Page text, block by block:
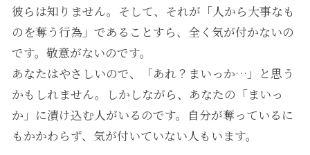
彼らは知りません。そして、それが「人から大事なも
のを奪う行為」であることすら、全く気が付かないの
です。敬意がないのです。
あなたはやさしいので、「あれ？まいっか…」と思う
かもしれません。しかしながら、あなたの「まいっ
か」に漬け込む人がいるのです。自分が奪っているに
もかかわらず、気が付いていない人もいます。